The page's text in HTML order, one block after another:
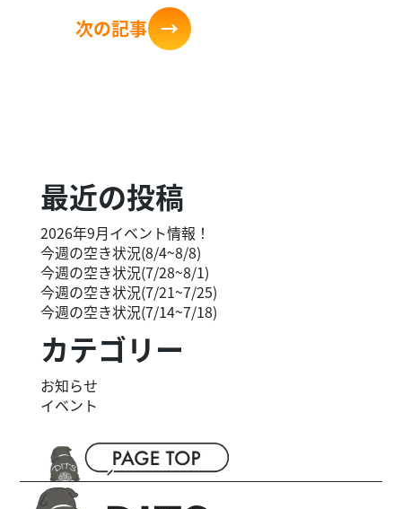
次の記事 →
最近の投稿
2026年9月イベント情報！
今週の空き状況(8/4~8/8)
今週の空き状況(7/28~8/1)
今週の空き状況(7/21~7/25)
今週の空き状況(7/14~7/18)
カテゴリー
お知らせ
イベント